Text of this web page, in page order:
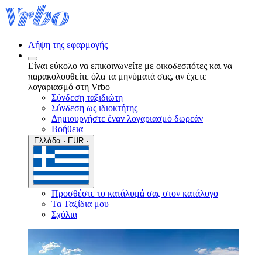
Λήψη της εφαρμογής
Είναι εύκολο να επικοινωνείτε με οικοδεσπότες και να
παρακολουθείτε όλα τα μηνύματά σας, αν έχετε
λογαριασμό στη Vrbo
Σύνδεση ταξιδιώτη
Σύνδεση ως ιδιοκτήτης
Δημιουργήστε έναν λογαριασμό δωρεάν
Βοήθεια
Προσθέστε το κατάλυμά σας στον κατάλογο
Τα Ταξίδια μου
Σχόλια